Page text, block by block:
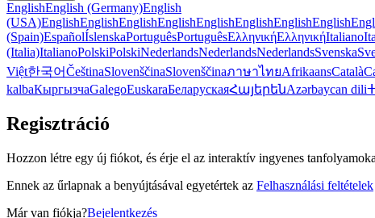
EnglishEnglish (Germany)English
(USA)EnglishEnglishEnglishEnglishEnglishEnglishEnglishEnglish
(Spain)EspañolÍslenskaPortuguêsPortuguêsΕλληνικήΕλληνικήItaliano
(Italia)ItalianoPolskiPolskiNederlandsNederlandsNederlandsSvenska
Việt한국어ČeštinaSlovenščinaSlovenščinaภาษาไทยAfrikaansCatalà
kalbaКыргызчаGalegoEuskaraБеларускаяՀայերենAzərbaycan dili
Regisztráció
Hozzon létre egy új fiókot, és érje el az interaktív ingyenes
Ennek az űrlapnak a benyújtásával egyetértek az Felhasználási feltételek
Már van fiókja?Bejelentkezés